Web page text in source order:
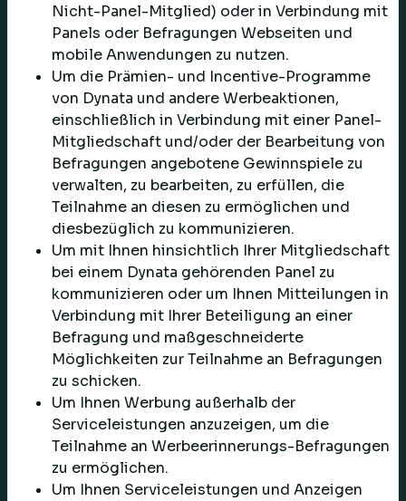
Nicht-Panel-Mitglied) oder in Verbindung mit
Panels oder Befragungen Webseiten und
mobile Anwendungen zu nutzen.
Um die Prämien- und Incentive-Programme
von Dynata und andere Werbeaktionen,
einschließlich in Verbindung mit einer Panel-
Mitgliedschaft und/oder der Bearbeitung von
Befragungen angebotene Gewinnspiele zu
verwalten, zu bearbeiten, zu erfüllen, die
Teilnahme an diesen zu ermöglichen und
diesbezüglich zu kommunizieren.
Um mit Ihnen hinsichtlich Ihrer Mitgliedschaft
bei einem Dynata gehörenden Panel zu
kommunizieren oder um Ihnen Mitteilungen in
Verbindung mit Ihrer Beteiligung an einer
Befragung und maßgeschneiderte
Möglichkeiten zur Teilnahme an Befragungen
zu schicken.
Um Ihnen Werbung außerhalb der
Serviceleistungen anzuzeigen, um die
Teilnahme an Werbeerinnerungs-Befragungen
zu ermöglichen.
Um Ihnen Serviceleistungen und Anzeigen